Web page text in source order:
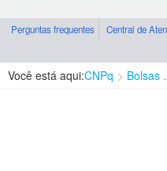
Perguntas frequentes Central de
Você está aqui:CNPq